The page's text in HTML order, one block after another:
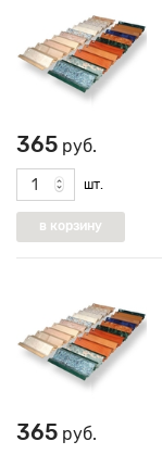
365 руб.
шт.
365 руб.